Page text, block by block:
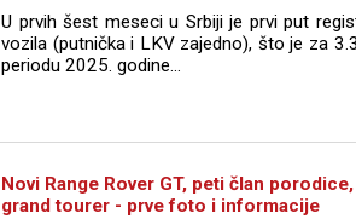
U prvih šest meseci u Srbiji je prvi put
vozila (putnička i LKV zajedno), što je za
periodu 2025. godine...
Novi Range Rover GT, peti član
grand tourer - prve foto i informacije